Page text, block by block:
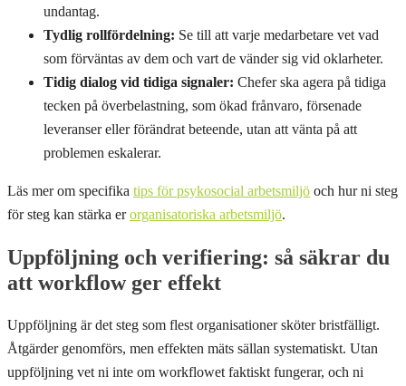
undantag.
Tydlig rollfördelning: Se till att varje medarbetare vet vad
som förväntas av dem och vart de vänder sig vid oklarheter.
Tidig dialog vid tidiga signaler: Chefer ska agera på tidiga
tecken på överbelastning, som ökad frånvaro, försenade
leveranser eller förändrat beteende, utan att vänta på att
problemen eskalerar.
Läs mer om specifika tips för psykosocial arbetsmiljö och hur ni steg
för steg kan stärka erorganisatoriska arbetsmiljö.
Uppföljning och verifiering: så säkrar du
att workflow ger effekt
Uppföljning är det steg som flest organisationer sköter bristfälligt.
Åtgärder genomförs, men effekten mäts sällan systematiskt. Utan
uppföljning vet ni inte om workflowet faktiskt fungerar, och ni